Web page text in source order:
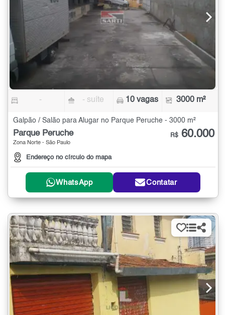
- - suíte 10 vagas 3000 m²
Galpão / Salão para Alugar no Parque Peruche - 3000 m²
Parque Peruche
Zona Norte - São Paulo
Endereço no círculo do mapa
R$ 60.000
WhatsApp Contatar